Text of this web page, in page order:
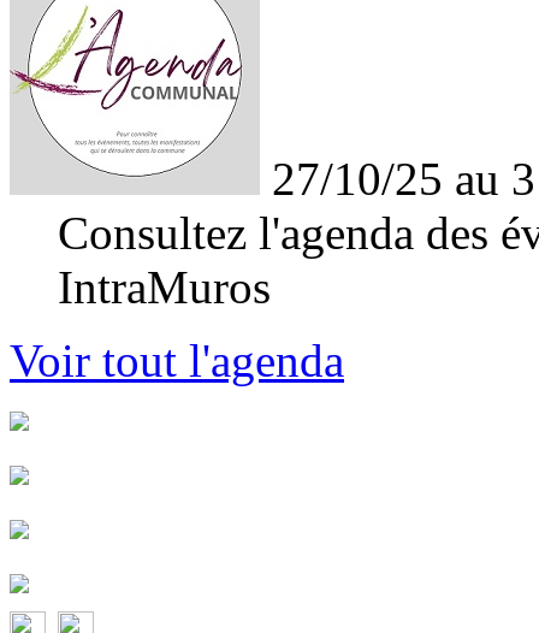
27/10/25 au
Consultez l'agenda des
IntraMuros
Voir tout l'agenda